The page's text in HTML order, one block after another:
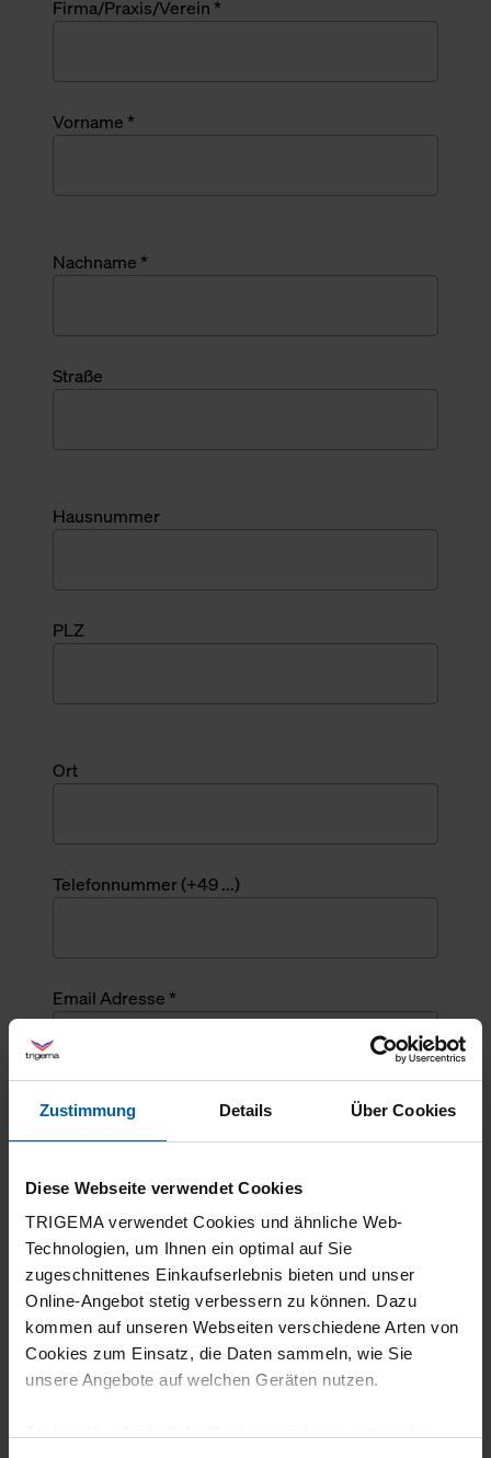
Zustimmung Details Über Cookies
Diese Webseite verwendet Cookies
TRIGEMA verwendet Cookies und ähnliche Web-
Technologien, um Ihnen ein optimal auf Sie
zugeschnittenes Einkaufserlebnis bieten und unser
Online-Angebot stetig verbessern zu können. Dazu
kommen auf unseren Webseiten verschiedene Arten von
Cookies zum Einsatz, die Daten sammeln, wie Sie
unsere Angebote auf welchen Geräten nutzen.
Firma/Praxis/Verein *
Vorname *
Nachname *
Straße
Hausnummer
PLZ
Ort
Telefonnummer (+49 ...)
Email Adresse *
Angefragte Menge *
Mehrzeiliger Text